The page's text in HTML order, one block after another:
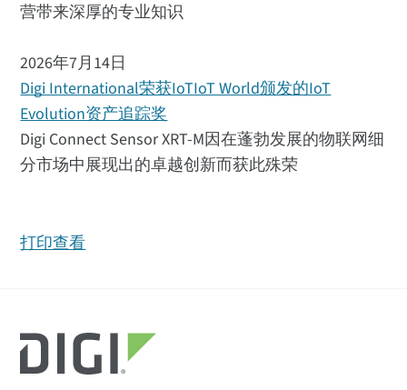
营带来深厚的专业知识
2026年7月14日
Digi International荣获IoTIoT World颁发的IoT
Evolution资产追踪奖
Digi Connect Sensor XRT-M因在蓬勃发展的物联网细
分市场中展现出的卓越创新而获此殊荣
打印查看